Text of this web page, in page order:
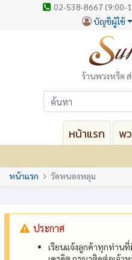
02-538-8667 (9:00-
บัญชีผู้ใช้
ร้านพวงหรีด
หน้าแรก พ
หน้าแรก วัดหนองหลุม
ประกาศ
เรียนแจ้งลูกค้าทุกท่าน